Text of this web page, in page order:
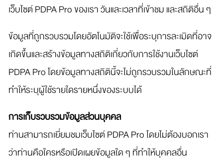
เว็บไซต์ PDPA Pro ของเรา วันและเวลาที่เข้าชม และสถิติอื่น ๆ
ข้อมูลที่ถูกรวบรวมโดยอัตโนมัติจะใช้เพื่อระบุการละเมิดที่อาจ
เกิดขึ้นและสร้างข้อมูลทางสถิติเกี่ยวกับการใช้งานเว็บไซต์
PDPA Pro โดยข้อมูลทางสถิตินี้จะไม่ถูกรวบรวมในลักษณะที่
ทำให้ระบุผู้ใช้รายใดรายหนึ่งของระบบได้
การเก็บรวบรวมข้อมูลส่วนบุคคล
ท่านสามารถเยี่ยมชมเว็บไซต์ PDPA Pro โดยไม่ต้องบอกเรา
ว่าท่านคือใครหรือเปิดเผยข้อมูลใด ๆ ที่ทำให้บุคคลอื่น